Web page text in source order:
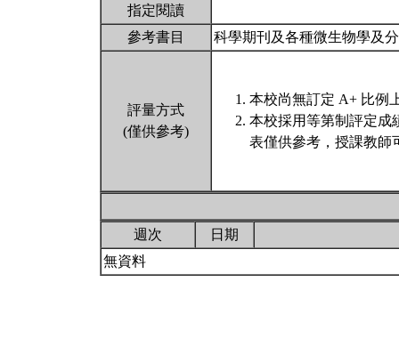
指定閱讀
參考書目
科學期刊及各種微生物學及
評量方式
(僅供參考)
本校尚無訂定 A+ 比例
本校採用等第制評定成
表僅供參考，授課教師
週次
日期
無資料